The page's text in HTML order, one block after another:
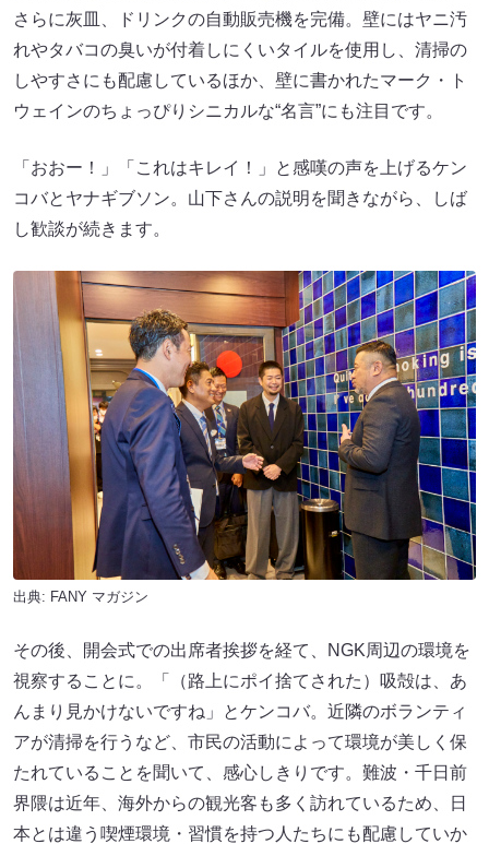
さらに灰皿、ドリンクの自動販売機を完備。壁にはヤニ汚
れやタバコの臭いが付着しにくいタイルを使用し、清掃の
しやすさにも配慮しているほか、壁に書かれたマーク・ト
ウェインのちょっぴりシニカルな“名言”にも注目です。
「おおー！」「これはキレイ！」と感嘆の声を上げるケン
コバとヤナギブソン。山下さんの説明を聞きながら、しば
し歓談が続きます。
出典: FANY マガジン
その後、開会式での出席者挨拶を経て、NGK周辺の環境を
視察することに。「（路上にポイ捨てされた）吸殻は、あ
んまり見かけないですね」とケンコバ。近隣のボランティ
アが清掃を行うなど、市民の活動によって環境が美しく保
たれていることを聞いて、感心しきりです。難波・千日前
界隈は近年、海外からの観光客も多く訪れているため、日
本とは違う喫煙環境・習慣を持つ人たちにも配慮していか